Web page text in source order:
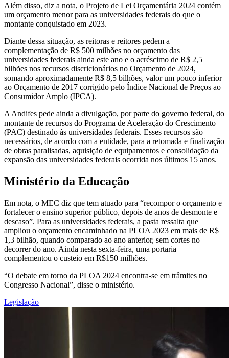
Além disso, diz a nota, o Projeto de Lei Orçamentária 2024 contém
um orçamento menor para as universidades federais do que o
montante conquistado em 2023.
Diante dessa situação, as reitoras e reitores pedem a
complementação de R$ 500 milhões no orçamento das
universidades federais ainda este ano e o acréscimo de R$ 2,5
bilhões nos recursos discricionários no Orçamento de 2024,
somando aproximadamente R$ 8,5 bilhões, valor um pouco inferior
ao Orçamento de 2017 corrigido pelo Índice Nacional de Preços ao
Consumidor Amplo (IPCA).
A Andifes pede ainda a divulgação, por parte do governo federal, do
montante de recursos do Programa de Aceleração do Crescimento
(PAC) destinado às universidades federais. Esses recursos são
necessários, de acordo com a entidade, para a retomada e finalização
de obras paralisadas, aquisição de equipamentos e consolidação da
expansão das universidades federais ocorrida nos últimos 15 anos.
Ministério da Educação
Em nota, o MEC diz que tem atuado para “recompor o orçamento e
fortalecer o ensino superior público, depois de anos de desmonte e
descaso”. Para as universidades federais, a pasta ressalta que
ampliou o orçamento encaminhado na PLOA 2023 em mais de R$
1,3 bilhão, quando comparado ao ano anterior, sem cortes no
decorrer do ano. Ainda nesta sexta-feira, uma portaria
complementou o custeio em R$150 milhões.
“O debate em torno da PLOA 2024 encontra-se em trâmites no
Congresso Nacional”, disse o ministério.
Legislação